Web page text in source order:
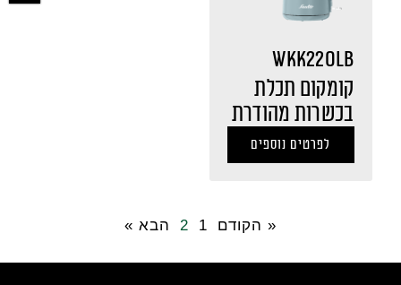
WKK220LB
קומקום תכלת
בכשרות מהודרת
לפרטים נוספים
« הקודם 1
2 הבא »